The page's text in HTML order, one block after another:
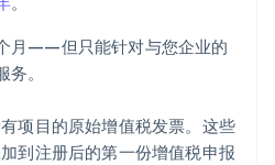
月——但只能针对与您企业的
。
项目的原始增值税发票。这些
到注册后的第一份增值税申报